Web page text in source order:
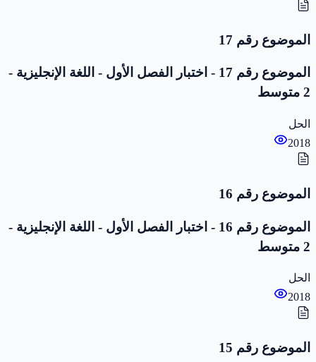
الموضوع رقم 17
الموضوع رقم 17 - اختبار الفصل الأول - اللغة الإنجليزية -
2 متوسط
الحل
2018
الموضوع رقم 16
الموضوع رقم 16 - اختبار الفصل الأول - اللغة الإنجليزية -
2 متوسط
الحل
2018
الموضوع رقم 15